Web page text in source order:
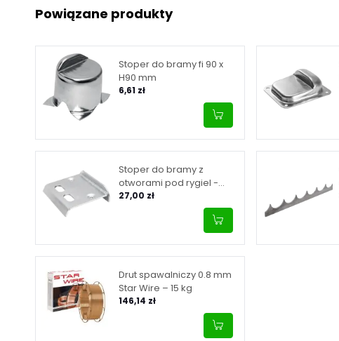
Powiązane produkty
Stoper do bramy fi 90 x
H90 mm
6,61 zł
Stoper do bramy z
otworami pod rygiel -
ocynk 97 mm
27,00 zł
Drut spawalniczy 0.8 mm
Star Wire – 15 kg
146,14 zł